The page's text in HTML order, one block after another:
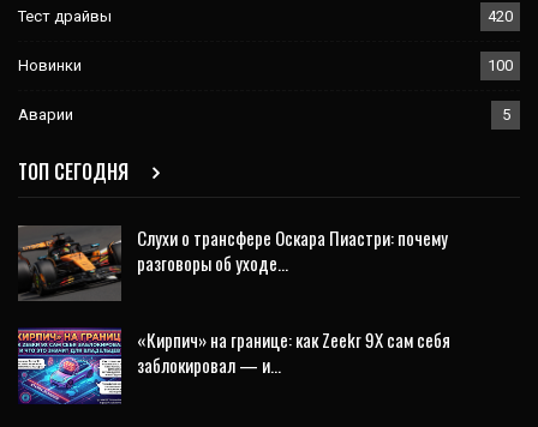
Тест драйвы 420
Новинки 100
Аварии 5
ТОП СЕГОДНЯ
Слухи о трансфере Оскара Пиастри: почему
разговоры об уходе…
«Кирпич» на границе: как Zeekr 9X сам себя
заблокировал — и…